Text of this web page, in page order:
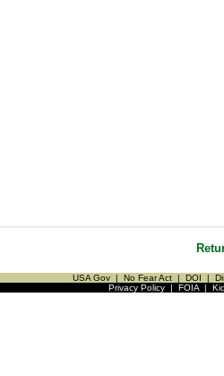
USA Gov | No Fear Act | DOI |
Privacy Policy| FOIA|